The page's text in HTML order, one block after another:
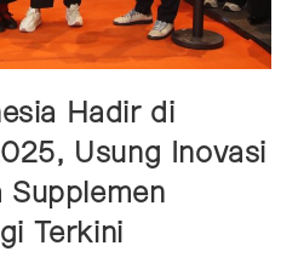
Hadir di
Usung Inovasi
Supplemen
Terkini